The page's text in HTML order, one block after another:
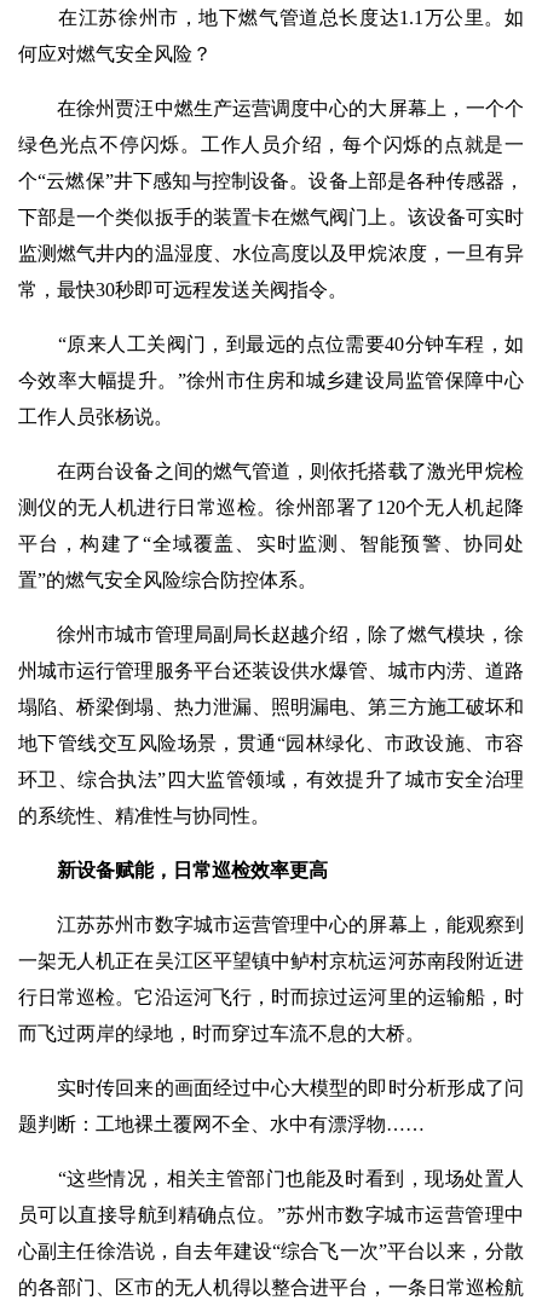
在江苏徐州市，地下燃气管道总长度达1.1万公里。如
何应对燃气安全风险？
在徐州贾汪中燃生产运营调度中心的大屏幕上，一个个
绿色光点不停闪烁。工作人员介绍，每个闪烁的点就是一
个“云燃保”井下感知与控制设备。设备上部是各种传感器，
下部是一个类似扳手的装置卡在燃气阀门上。该设备可实时
监测燃气井内的温湿度、水位高度以及甲烷浓度，一旦有异
常，最快30秒即可远程发送关阀指令。
“原来人工关阀门，到最远的点位需要40分钟车程，如
今效率大幅提升。”徐州市住房和城乡建设局监管保障中心
工作人员张杨说。
在两台设备之间的燃气管道，则依托搭载了激光甲烷检
测仪的无人机进行日常巡检。徐州部署了120个无人机起降
平台，构建了“全域覆盖、实时监测、智能预警、协同处
置”的燃气安全风险综合防控体系。
徐州市城市管理局副局长赵越介绍，除了燃气模块，徐
州城市运行管理服务平台还装设供水爆管、城市内涝、道路
塌陷、桥梁倒塌、热力泄漏、照明漏电、第三方施工破坏和
地下管线交互风险场景，贯通“园林绿化、市政设施、市容
环卫、综合执法”四大监管领域，有效提升了城市安全治理
的系统性、精准性与协同性。
新设备赋能，日常巡检效率更高
江苏苏州市数字城市运营管理中心的屏幕上，能观察到
一架无人机正在吴江区平望镇中鲈村京杭运河苏南段附近进
行日常巡检。它沿运河飞行，时而掠过运河里的运输船，时
而飞过两岸的绿地，时而穿过车流不息的大桥。
实时传回来的画面经过中心大模型的即时分析形成了问
题判断：工地裸土覆网不全、水中有漂浮物……
“这些情况，相关主管部门也能及时看到，现场处置人
员可以直接导航到精确点位。”苏州市数字城市运营管理中
心副主任徐浩说，自去年建设“综合飞一次”平台以来，分散
的各部门、区市的无人机得以整合进平台，一条日常巡检航